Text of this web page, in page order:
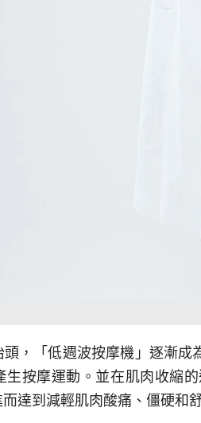
，「低週波按摩機」逐漸
生按摩運動。並在肌肉收縮
達到減輕肌肉酸痛、僵硬和